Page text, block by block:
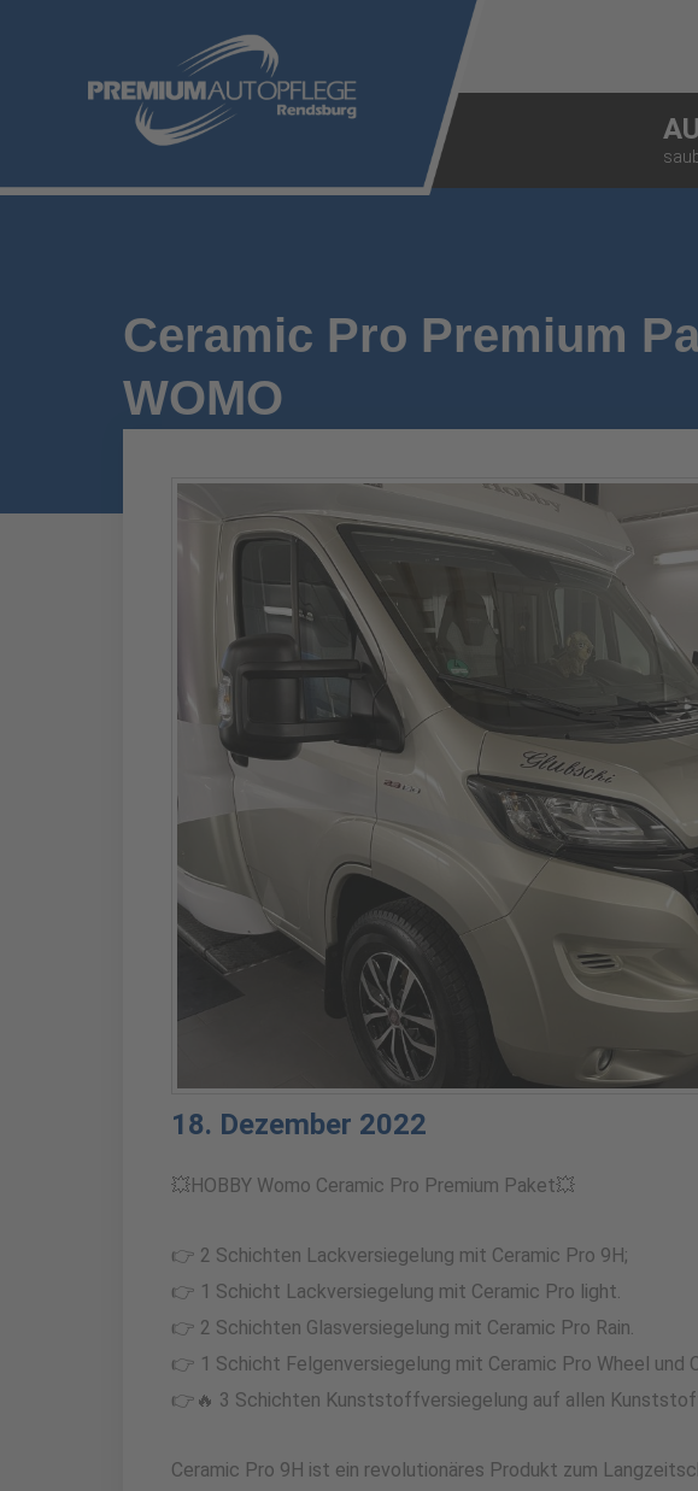
Ceramic Pro Premium
WOMO
18. Dezember 2022
💥HOBBY Womo Ceramic Pro Premium Paket💥
👉 2 Schichten Lackversiegelung mit Ceramic Pro 9H;
👉 1 Schicht Lackversiegelung mit Ceramic Pro light.
👉 2 Schichten Glasversiegelung mit Ceramic Pro Rain.
👉 1 Schicht Felgenversiegelung mit Ceramic Pro Wheel und
👉🔥 3 Schichten Kunststoffversiegelung auf allen
Ceramic Pro 9H ist ein revolutionäres Produkt zum